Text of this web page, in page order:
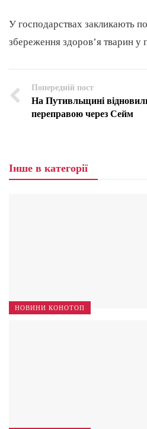
У господарствах закликають
збереження здоров’я тварин у
Попередній пост
На Путивльщині
переправою через Сейм
Інше в категорії
НОВИНИ КОНОТОП